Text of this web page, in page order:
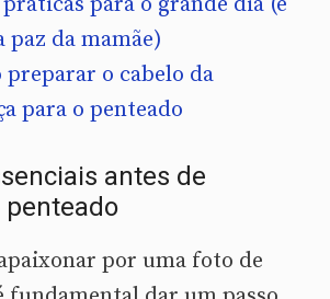
paz da mamãe)
preparar o cabelo da
para o penteado
antes de
penteado
por uma foto de